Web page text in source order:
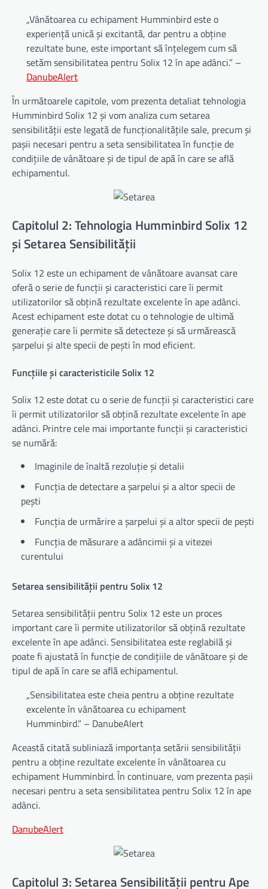
„Vânătoarea cu echipament Humminbird este o
experiență unică și excitantă, dar pentru a obține
rezultate bune, este important să înțelegem cum să
setăm sensibilitatea pentru Solix 12 în ape adânci.” –
DanubeAlert
În următoarele capitole, vom prezenta detaliat tehnologia
Humminbird Solix 12 și vom analiza cum setarea
sensibilității este legată de funcționalitățile sale, precum și
pașii necesari pentru a seta sensibilitatea în funcție de
condițiile de vânătoare și de tipul de apă în care se află
echipamentul.
Capitolul 2: Tehnologia Humminbird Solix 12
și Setarea Sensibilității
Solix 12 este un echipament de vânătoare avansat care
oferă o serie de funcții și caracteristici care îi permit
utilizatorilor să obțină rezultate excelente în ape adânci.
Acest echipament este dotat cu o tehnologie de ultimă
generație care îi permite să detecteze și să urmărească
șarpelui și alte specii de pești în mod eficient.
Funcțiile și caracteristicile Solix 12
Solix 12 este dotat cu o serie de funcții și caracteristici care
îi permit utilizatorilor să obțină rezultate excelente în ape
adânci. Printre cele mai importante funcții și caracteristici
se numără:
Imaginile de înaltă rezoluție și detalii
Funcția de detectare a șarpelui și a altor specii de
pești
Funcția de urmărire a șarpelui și a altor specii de pești
Funcția de măsurare a adâncimii și a vitezei
curentului
Setarea sensibilității pentru Solix 12
Setarea sensibilității pentru Solix 12 este un proces
important care îi permite utilizatorilor să obțină rezultate
excelente în ape adânci. Sensibilitatea este reglabilă și
poate fi ajustată în funcție de condițiile de vânătoare și de
tipul de apă în care se află echipamentul.
„Sensibilitatea este cheia pentru a obține rezultate
excelente în vânătoarea cu echipament
Humminbird.” – DanubeAlert
Această citată subliniază importanța setării sensibilității
pentru a obține rezultate excelente în vânătoarea cu
echipament Humminbird. În continuare, vom prezenta pașii
necesari pentru a seta sensibilitatea pentru Solix 12 în ape
adânci.
DanubeAlert
Capitolul 3: Setarea Sensibilității pentru Ape